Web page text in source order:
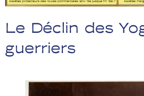
Le Déclin des
guerriers